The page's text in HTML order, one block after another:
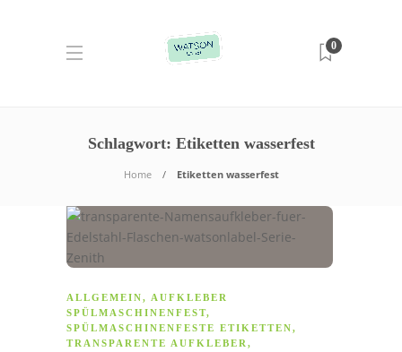
0
Schlagwort: Etiketten wasserfest
Home Etiketten wasserfest
ALLGEMEIN, AUFKLEBER
SPÜLMASCHINENFEST,
SPÜLMASCHINENFESTE ETIKETTEN,
TRANSPARENTE AUFKLEBER ,